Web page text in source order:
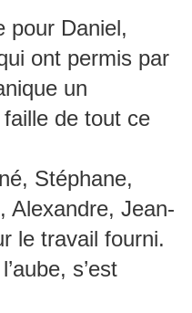
pour Daniel,
ont permis par
un
de tout ce
Stéphane,
Alexandre, Jean-
le travail fourni.
s’est